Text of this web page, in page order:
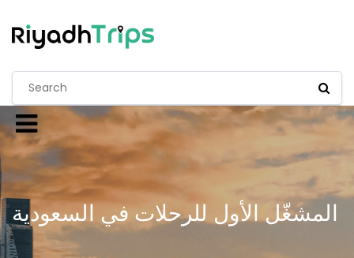
المشغّل الأول للرحلات في السعودية